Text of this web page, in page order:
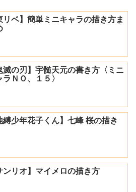
リベ】簡単ミニキャラの描き方ま
滅の刃】宇髄天元の書き方〈ミニ
ラＮＯ、１５〉
縛少年花子くん】七峰 桜の描き
ンリオ】マイメロの描き方